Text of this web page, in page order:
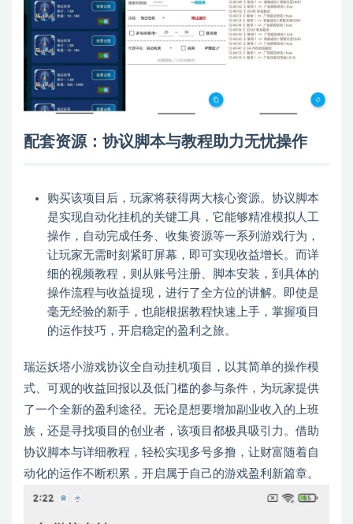
配套资源：协议脚本与教程助力无忧操作
购买该项目后，玩家将获得两大核心资源。协议脚本
是实现自动化挂机的关键工具，它能够精准模拟人工
操作，自动完成任务、收集资源等一系列游戏行为，
让玩家无需时刻紧盯屏幕，即可实现收益增长。而详
细的视频教程，则从账号注册、脚本安装，到具体的
操作流程与收益提现，进行了全方位的讲解。即使是
毫无经验的新手，也能根据教程快速上手，掌握项目
的运作技巧，开启稳定的盈利之旅。
瑞运妖塔小游戏协议全自动挂机项目，以其简单的操作模
式、可观的收益回报以及低门槛的参与条件，为玩家提供
了一个全新的盈利途径。无论是想要增加副业收入的上班
族，还是寻找项目的创业者，该项目都极具吸引力。借助
协议脚本与详细教程，轻松实现多号多撸，让财富随着自
动化的运作不断积累，开启属于自己的游戏盈利新篇章。